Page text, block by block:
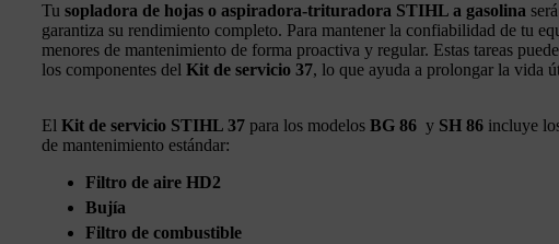
Tu sopladora de hojas o aspiradora-trituradora STIHL a gasolina
garantiza su rendimiento completo. Para mantener la confiabilidad de tu
menores de mantenimiento de forma proactiva y regular. Estas tareas
los componentes del Kit de servicio 37, lo que ayuda a prolongar la vida
El Kit de servicio STIHL 37 para los modelos BG 86 y SH 86 incluye
de mantenimiento estándar:
Filtro de aire HD2
Bujía
Filtro de combustible